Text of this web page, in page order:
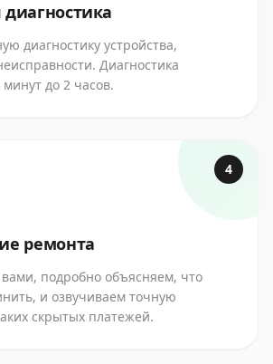
диагностика
диагностику устройства,
Диагностика
до 2 часов.
4
ремонта
подробно объясняем, что
и озвучиваем точную
скрытых платежей.